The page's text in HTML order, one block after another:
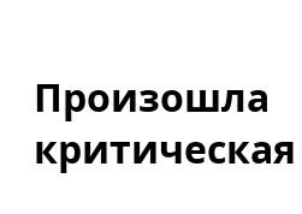
Произошла